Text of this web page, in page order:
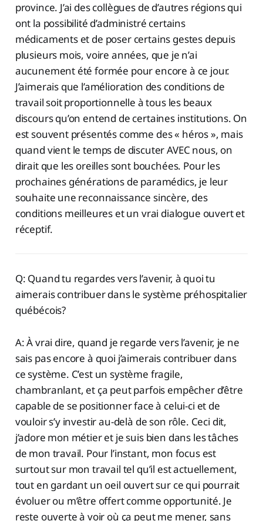
province. J’ai des collègues de d’autres régions qui
ont la possibilité d’administré certains
médicaments et de poser certains gestes depuis
plusieurs mois, voire années, que je n’ai
aucunement été formée pour encore à ce jour.
J’aimerais que l’amélioration des conditions de
travail soit proportionnelle à tous les beaux
discours qu’on entend de certaines institutions. On
est souvent présentés comme des « héros », mais
quand vient le temps de discuter AVEC nous, on
dirait que les oreilles sont bouchées. Pour les
prochaines générations de paramédics, je leur
souhaite une reconnaissance sincère, des
conditions meilleures et un vrai dialogue ouvert et
réceptif.
Q: Quand tu regardes vers l’avenir, à quoi tu
aimerais contribuer dans le système préhospitalier
québécois?
A: À vrai dire, quand je regarde vers l’avenir, je ne
sais pas encore à quoi j’aimerais contribuer dans
ce système. C’est un système fragile,
chambranlant, et ça peut parfois empêcher d’être
capable de se positionner face à celui-ci et de
vouloir s’y investir au-delà de son rôle. Ceci dit,
j’adore mon métier et je suis bien dans les tâches
de mon travail. Pour l’instant, mon focus est
surtout sur mon travail tel qu’il est actuellement,
tout en gardant un oeil ouvert sur ce qui pourrait
évoluer ou m’être offert comme opportunité. Je
reste ouverte à voir où ça peut me mener, sans